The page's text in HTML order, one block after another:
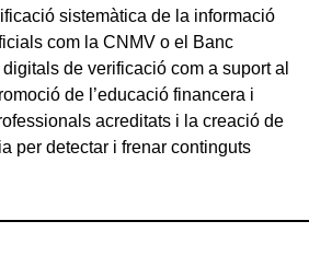
sistemàtica de la informació
com la CNMV o el Banc
digitals de verificació com a suport al
de l’educació financera i
acreditats i la creació de
per detectar i frenar continguts